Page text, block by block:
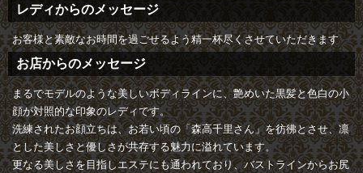
レディからのメッセージ
お客様と素敵なお時間を過ごせるよう精一杯尽くさせていただきます
お店からのメッセージ
まるでモデルのような美しいボディラインに、艶めいた黒髪と色白の小
顔が対照的な印象のレディです。
洗練されたお顔立ちは、お若い頃の「森高千里さん」を彷彿とさせ、凛
とした美しさと優しさが共存する魅力に溢れています。
更なる美しさを目指しエステにも通われており、バストラインからお尻